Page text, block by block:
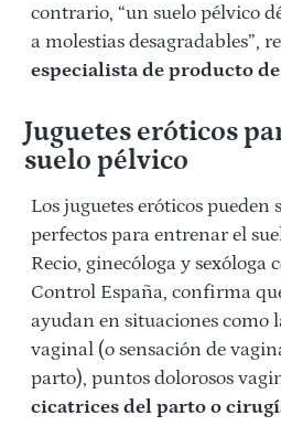
contrario, “un suelo pélvico
a molestias desagradables”,
especialista de producto de
Juguetes eróticos
suelo pélvico
Los juguetes eróticos pueden
perfectos para entrenar el
Recio, ginecóloga y sexóloga
Control España, confirma
ayudan en situaciones como
vaginal (o sensación de
parto), puntos dolorosos
cicatrices del parto o